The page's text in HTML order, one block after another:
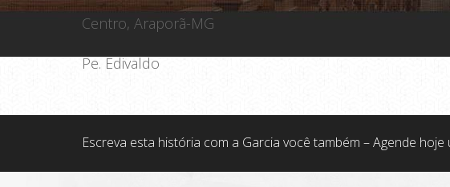
Centro, Araporã-MG
Pe. Edivaldo
Escreva esta história com a Garcia você também – Agende